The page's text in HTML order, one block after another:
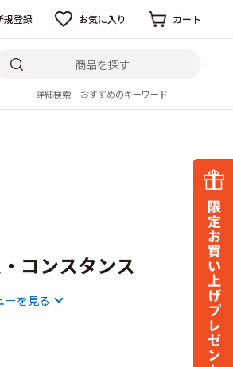
規登録 お気に入り カート
詳細検索 おすすめのキーワード
コンスタンス
ーを見る